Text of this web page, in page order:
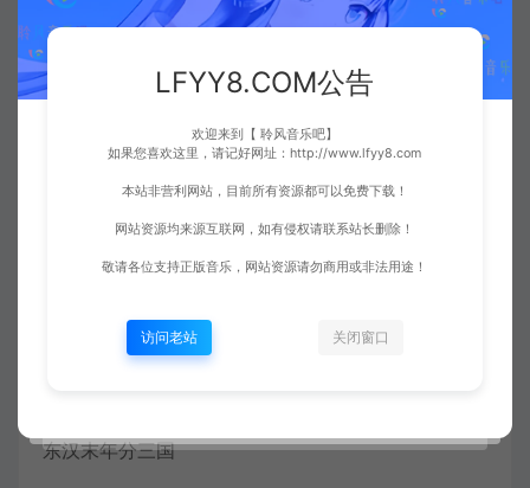
纷纷扰扰 千百年以后
一切又从头
不是英雄 不读三国
若是英雄 怎么能不懂寂寞
独自走下长坂坡 月光太温柔
曹操不啰嗦 一心要拿荆州
东汉末年分三国
LFYY8.COM公告
欢迎来到【 聆风音乐吧】
如果您喜欢这里，请记好网址：http://www.lfyy8.com
本站非营利网站，目前所有资源都可以免费下载！
网站资源均来源互联网，如有侵权请联系站长删除！
敬请各位支持正版音乐，网站资源请勿商用或非法用途！
访问老站 关闭窗口